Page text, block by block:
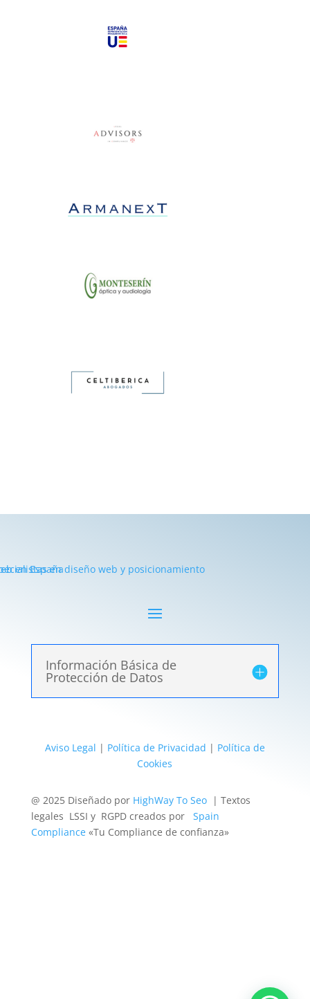
Información Básica de
Protección de Datos
Aviso Legal | Política de Privacidad | Política de
Cookies
@ 2025 Diseñado por HighWay To Seo| Textos
legales LSSI y RGPD creados por Spain
Compliance«Tu Compliance de confianza»